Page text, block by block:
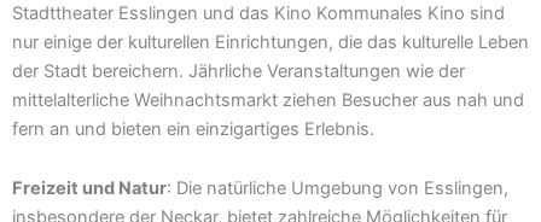
Stadttheater Esslingen und das Kino Kommunales Kino sind
nur einige der kulturellen Einrichtungen, die das kulturelle Leben
der Stadt bereichern. Jährliche Veranstaltungen wie der
mittelalterliche Weihnachtsmarkt ziehen Besucher aus nah und
fern an und bieten ein einzigartiges Erlebnis.
Freizeit und Natur: Die natürliche Umgebung von Esslingen,
insbesondere der Neckar, bietet zahlreiche Möglichkeiten für